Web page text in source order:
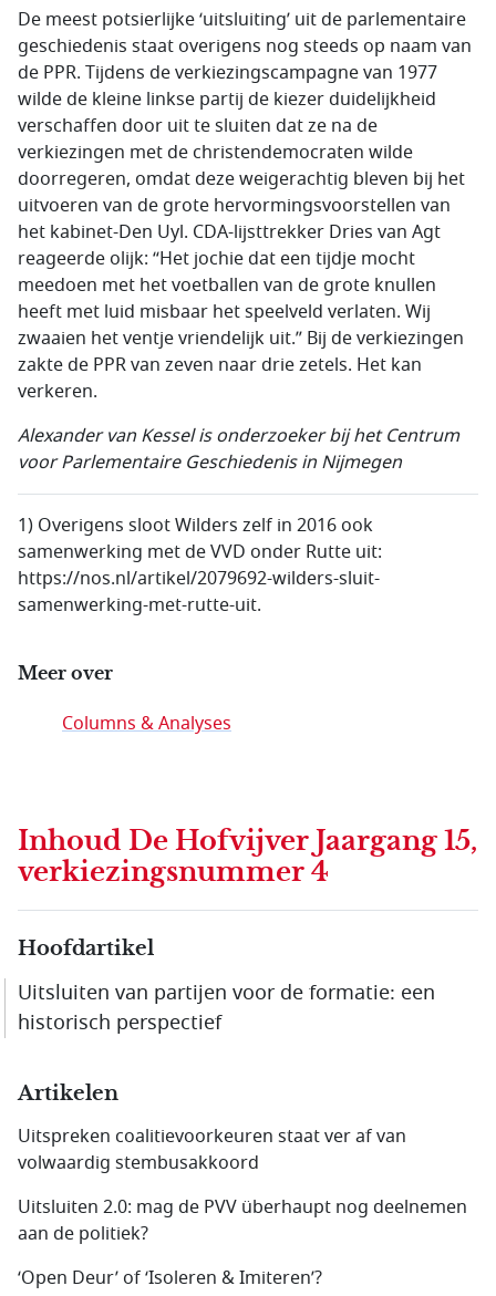
De meest potsierlijke ‘uitsluiting’ uit de parlementaire
geschiedenis staat overigens nog steeds op naam van
de PPR. Tijdens de verkiezingscampagne van 1977
wilde de kleine linkse partij de kiezer duidelijkheid
verschaffen door uit te sluiten dat ze na de
verkiezingen met de christendemocraten wilde
doorregeren, omdat deze weigerachtig bleven bij het
uitvoeren van de grote hervormingsvoorstellen van
het kabinet-Den Uyl. CDA-lijsttrekker Dries van Agt
reageerde olijk: “Het jochie dat een tijdje mocht
meedoen met het voetballen van de grote knullen
heeft met luid misbaar het speelveld verlaten. Wij
zwaaien het ventje vriendelijk uit.” Bij de verkiezingen
zakte de PPR van zeven naar drie zetels. Het kan
verkeren.
Alexander van Kessel is onderzoeker bij het Centrum
voor Parlementaire Geschiedenis in Nijmegen
1) Overigens sloot Wilders zelf in 2016 ook
samenwerking met de VVD onder Rutte uit:
https://nos.nl/artikel/2079692-wilders-sluit-
samenwerking-met-rutte-uit.
Meer over
Columns & Analyses
Inhoud De Hofvijver Jaargang 15,
verkiezingsnummer 4
Hoofdartikel
Uitsluiten van partijen voor de formatie: een
historisch perspectief
Artikelen
Uitspreken coalitievoorkeuren staat ver af van
volwaardig stembusakkoord
Uitsluiten 2.0: mag de PVV überhaupt nog deelnemen
aan de politiek?
‘Open Deur’ of ‘Isoleren & Imiteren’?